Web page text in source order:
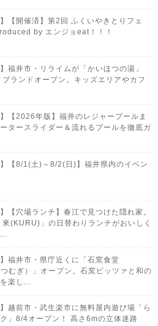
】【開催済】第2回 ふくいやきとりフェ
by エンジョeat！！！
】福井市・リライムが「かいほつの湯」
ランドオープン。キッズエリアやカフ
】【2026年版】福井のレジャープールま
タースライダー＆流れるプールを徹底ガ
】【8/1(土)～8/2(日)】福井県内のイベン
】【穴場ランチ】春江で見つけた隠れ家。
來(KURU)」の日替わりランチがおいしく
】福井市・県庁近くに「石窯食堂
むぎ）」オープン。石窯ピッツァと和の
楽し...
】越前市・武生楽市に無料屋内遊び場「ら
」8/4オープン！ 高さ6mの立体迷路